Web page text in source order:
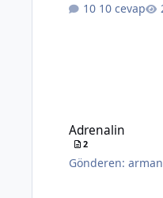
10 cevap
Adrenalin
2
Gönderen:arman